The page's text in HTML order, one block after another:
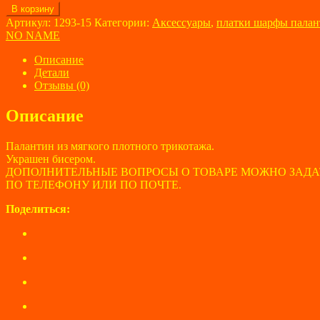
Количество
товара
Палантин
NAME
В корзину
Артикул: 1293-15 Категории: Аксессуары, платки шарфы
NO NAME
Описание
Детали
Отзывы (0)
Описание
Палантин из мягкого плотного трикотажа.
Украшен бисером.
ДОПОЛНИТЕЛЬНЫЕ ВОПРОСЫ О ТОВАРЕ МОЖНО
ПО ТЕЛЕФОНУ ИЛИ ПО ПОЧТЕ.
Поделиться: